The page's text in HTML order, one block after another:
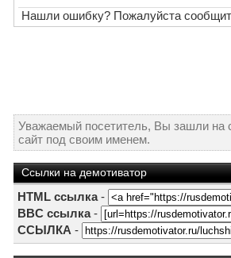
Нашли ошибку? Пожалуйста
Уважаемый посетитель, Вы зашли на
сайт под своим именем.
Ссылки на демотиватор
HTML ссылка-
BBC ссылка-
ССЫЛКА -